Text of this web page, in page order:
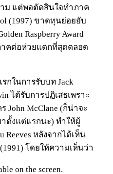
ม แต่พอตัดสินใจทำภาค
(1997) ขาดทุนย่อยยับ
Raspberry Award
คต่อห่วยแตกที่สุดตลอด
กในการรับบท Jack
ได้รับการปฏิเสธเพราะ
John McClane (ก็น่าจะ
ตั้งแต่แรกนะ) ทำให้ผู้
Reeves หลังจากได้เห็น
โดยให้ความเห็นว่า
on the screen.